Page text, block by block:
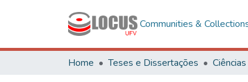
Communities &
Home Teses e Dissertações